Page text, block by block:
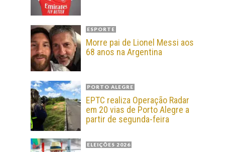
ESPORTE
Morre pai de Lionel Messi aos
68 anos na Argentina
PORTO ALEGRE
EPTC realiza Operação Radar
em 20 vias de Porto Alegre a
partir de segunda-feira
ELEIÇÕES 2026